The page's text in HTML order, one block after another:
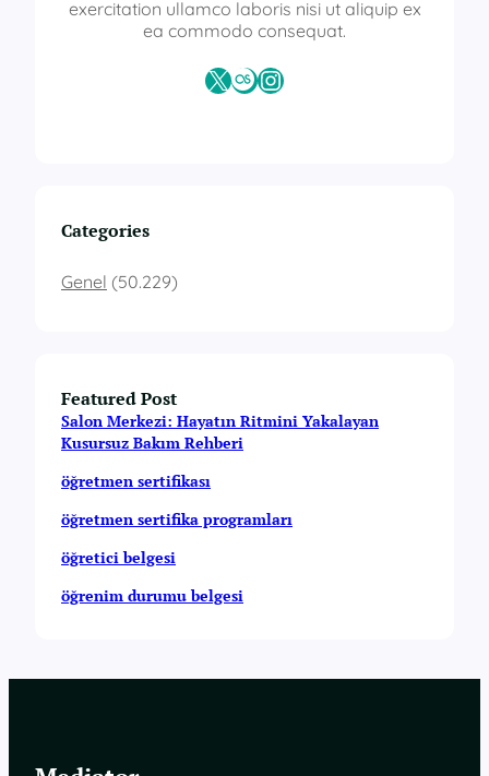
exercitation ullamco laboris nisi ut aliquip ex
ea commodo consequat.
X Last.fmInstagram
Categories
Genel (50.229)
Featured Post
Salon Merkezi: Hayatın Ritmini Yakalayan
Kusursuz Bakım Rehberi
öğretmen sertifikası
öğretmen sertifika programları
öğretici belgesi
öğrenim durumu belgesi